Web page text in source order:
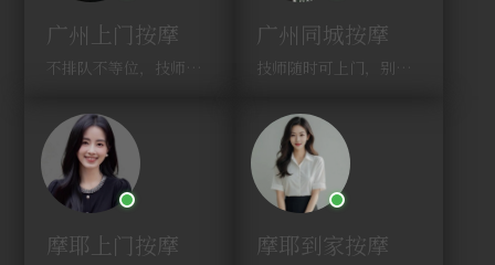
广州上门按摩
不排队不等位，技师直奔你家！
广州同城按摩
技师随时可上门，别啰嗦，赶紧约！
摩耶上门按摩 摩耶到家按摩